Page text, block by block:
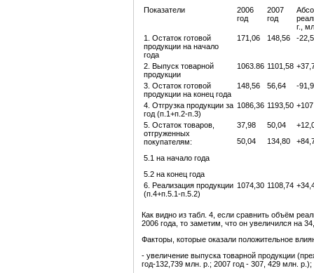
Показатели
2006
год
2007
год
г.,
1. Остаток готовой
продукции на начало
года
171,06 148,56 -
2. Выпуск товарной
продукции
1063.86 1101,58
3. Остаток готовой
продукции на конец года
148,56 56,64 -
4. Отгрузка продукции за
год (п.1+п.2-п.3)
1086,36 1193,50
5. Остаток товаров,
отгруженных
покупателям:
5.1 на начало года
5.2 на конец года
37,98
50,04
50,04
134,80
6. Реализация продукции
(п.4+п.5.1-п.5.2)
1074,30 1108,74
Как видно из табл. 4, если сравнить объём
2006 года, то заметим, что он увеличился на
Факторы, которые оказали положительное
- увеличение выпуска товарной продукции
год-132,739 млн. р.; 2007 год - 307, 429 млн. р.);